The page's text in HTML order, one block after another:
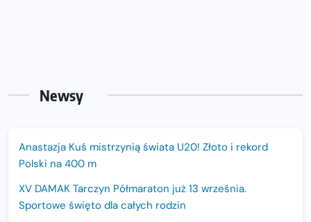
Newsy
Anastazja Kuś mistrzynią świata U20! Złoto i rekord
Polski na 400 m
XV DAMAK Tarczyn Półmaraton już 13 września.
Sportowe święto dla całych rodzin